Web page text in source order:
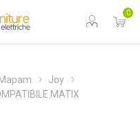
0
Mapam
Joy
MATIX